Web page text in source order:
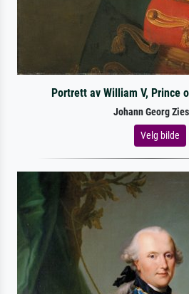
Portrett av William V, Prince
Johann Georg
Velg bilde